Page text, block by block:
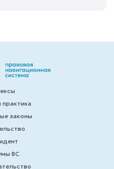
практика
законы
ВС